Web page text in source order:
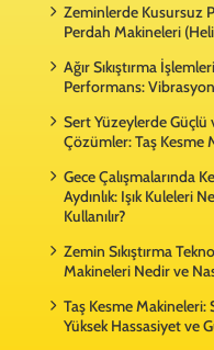
Zeminlerde Kusursuz
Perdah Makineleri
Ağır Sıkıştırma
Performans:
Sert Yüzeylerde Güçlü
Çözümler: Taş Kesme
Gece Çalışmalarında
Aydınlık: Işık Kuleleri
Kullanılır?
Zemin Sıkıştırma
Makineleri Nedir ve
Taş Kesme Makineleri:
Yüksek Hassasiyet ve